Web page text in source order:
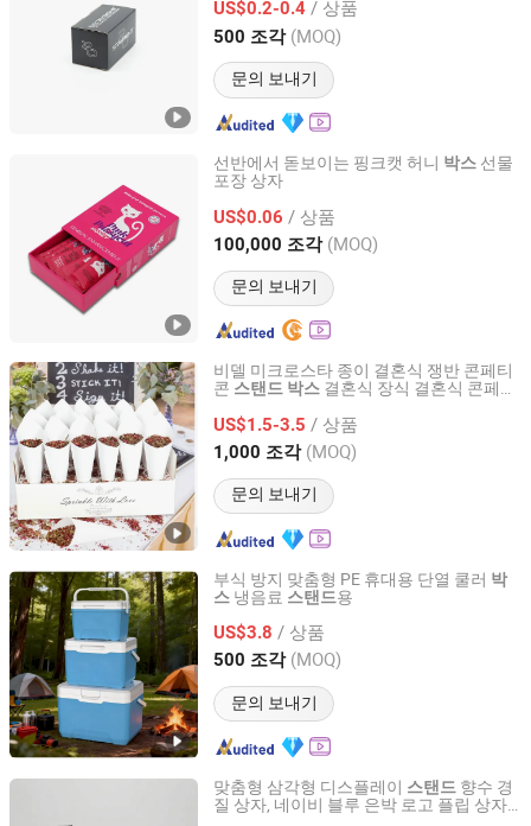
US$0.2-0.4 / 상품
500 조각 (MOQ)
문의 보내기
Shanghai, China 이후 2011
선반에서 돋보이는 핑크캣 허니 박스 선물
포장 상자
US$0.06 / 상품
100,000 조각 (MOQ)
문의 보내기
Snus Import&Export Trading Co., Ltd.
Guangdong, China 이후 2024
비델 미크로스타 종이 결혼식 쟁반 콘페티
콘 스탠드 박스 결혼식 장식 결혼식 콘페티
US$1.5-3.5 / 상품
1,000 조각 (MOQ)
문의 보내기
Xiamen Birtley Industry & Trading Co., Ltd.
Fujian, China 이후 2024
부식 방지 맞춤형 PE 휴대용 단열 쿨러 박
스 냉음료 스탠드용
US$3.8 / 상품
500 조각 (MOQ)
문의 보내기
Yuyao Keyang Refrigeration Technology Co., Ltd.
Zhejiang, China 이후 2026
맞춤형 삼각형 디스플레이 스탠드 향수 경
질 상자, 네이비 블루 은박 로고 플립 상자
Wing Chun Packaging Product(Shenzhen)Co., Ltd